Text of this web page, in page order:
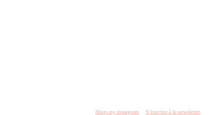
Shop my instagram S’inscrire à la newsletter